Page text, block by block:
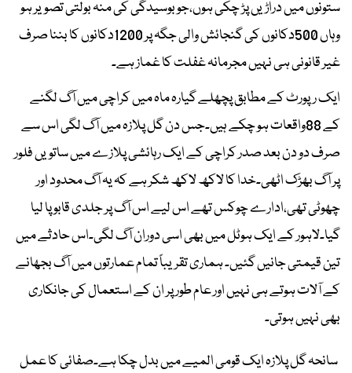
ستونوں میں دراڑیں پڑ چکی ہوں،جو بوسیدگی کی منہ بولتی تصویر ہو
وہاں 500دکانوں کی گنجائش والی جگہ پر 1200دکانوں کا بننا صرف
غیر قانونی ہی نہیں مجرمانہ غفلت کا غماز ہے۔
ایک رپورٹ کے مطابق پچھلے گیارہ ماہ میں کراچی میں آگ لگنے
کے 88واقعات ہو چکے ہیں۔جس دن گل پلازہ میں آگ لگی اس سے
صرف دو دن بعد صدر کراچی کے ایک رہائشی پلازے میں ساتویں فلور
پر آگ بھڑک اٹھی۔خدا کا لاکھ لاکھ شکر ہے کہ یہ آگ محدود اور
چھوٹی تھی،ادارے چوکس تھے اس لیے اس آگ پر جلدی قابو پا لیا
گیا۔لاہور کے ایک ہوٹل میں بھی اسی دوران آگ لگی۔اس حادثے میں
تین قیمتی جانیں گئیں۔ ہماری تقریباً تمام عمارتوں میں آگ بجھانے
کے آلات ہوتے ہی نہیں اور عام طور پر ان کے استعمال کی جانکاری
بھی نہیں ہوتی۔
سانحہ گل پلازہ ایک قومی المیے میں بدل چکا ہے۔صفائی کا عمل